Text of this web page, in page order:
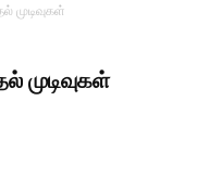
முடிவுகள்
முடிவுகள்